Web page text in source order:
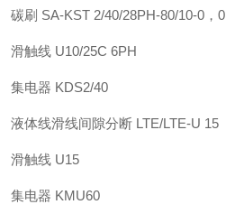
碳刷 SA-KST 2/40/28PH-80/10-0，0
滑触线 U10/25C 6PH
集电器 KDS2/40
液体线滑线间隙分断 LTE/LTE-U 15
滑触线 U15
集电器 KMU60